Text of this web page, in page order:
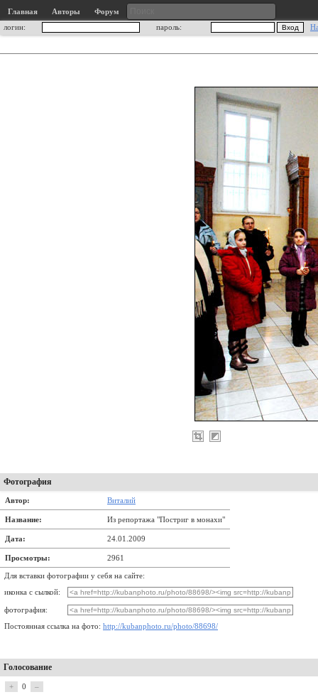
Главная Авторы
Форум
логин:
пароль:
Фотография
Автор: Виталий
Название: Из репортажа "Постриг в монахи"
Дата: 24.01.2009
Просмотры: 2961
Для вставки фотографии у себя на сайте:
иконка с сылкой:
фотография:
Постоянная ссылка на фото: http://kubanphoto.ru/photo/88698/
Голосование
+ 0 –